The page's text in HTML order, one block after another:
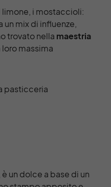
i mostaccioli:
mix di influenze,
trovato nella maestria
loro massima
pasticceria
un dolce a base di un